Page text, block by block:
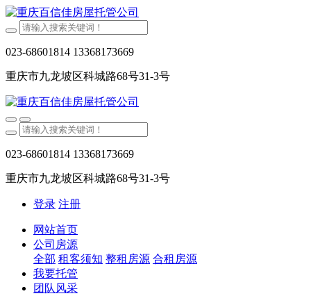
023-68601814 13368173669
重庆市九龙坡区科城路68号31-3号
023-68601814 13368173669
重庆市九龙坡区科城路68号31-3号
登录 注册
网站首页
公司房源
全部 租客须知 整租房源 合租房源
我要托管
团队风采